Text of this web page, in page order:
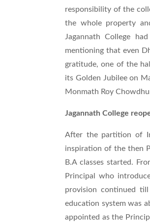
responsibility of the
the whole property
Jagannath College
mentioning that even
gratitude, one of the
its Golden Jubilee on
Monmath Roy
Jagannath College
After the partition of
inspiration of the then
B.A classes started.
Principal who
provision continued
education system was
appointed as the